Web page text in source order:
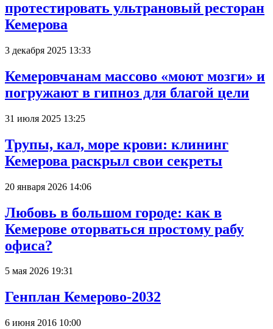
протестировать ультрановый ресторан
Кемерова
3 декабря 2025 13:33
Кемеровчанам массово «моют мозги» и
погружают в гипноз для благой цели
31 июля 2025 13:25
Трупы, кал, море крови: клининг
Кемерова раскрыл свои секреты
20 января 2026 14:06
Любовь в большом городе: как в
Кемерове оторваться простому рабу
офиса?
5 мая 2026 19:31
Генплан Кемерово-2032
6 июня 2016 10:00